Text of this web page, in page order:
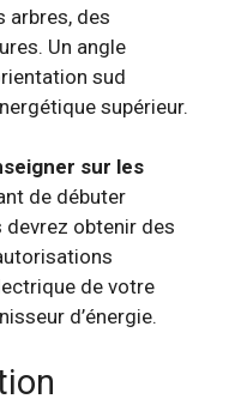
arbres, des
Un angle
sud
supérieur.
sur les
de débuter
devrez obtenir des
de votre
d’énergie.